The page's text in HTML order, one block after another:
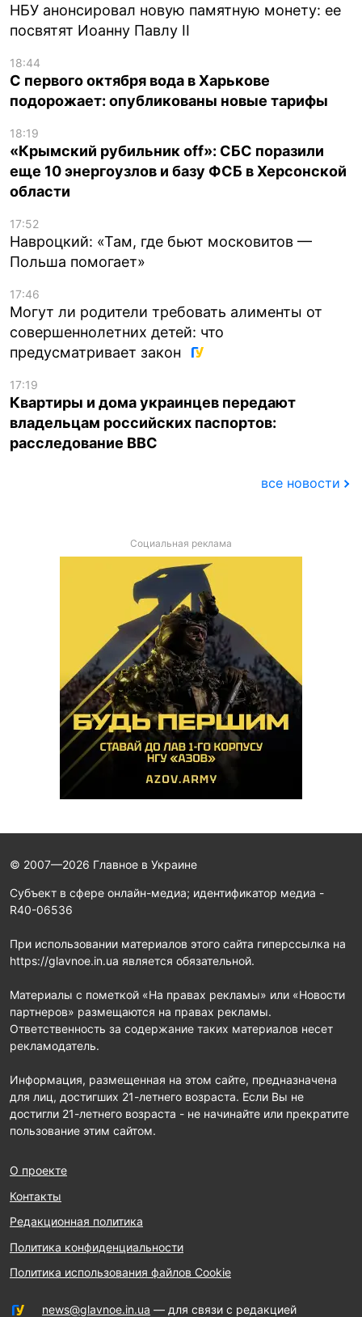
НБУ анонсировал новую памятную монету: ее
посвятят Иоанну Павлу II
18:44
С первого октября вода в Харькове
подорожает: опубликованы новые тарифы
18:19
«Крымский рубильник off»: СБС поразили
еще 10 энергоузлов и базу ФСБ в Херсонской
области
17:52
Навроцкий: «Там, где бьют московитов —
Польша помогает»
17:46
Могут ли родители требовать алименты от
совершеннолетних детей: что
предусматривает закон
17:19
Квартиры и дома украинцев передают
владельцам российских паспортов:
расследование BBC
все новости
Социальная реклама
© 2007—2026 Главное в Украине
Субъект в сфере онлайн-медиа; идентификатор медиа -
R40-06536
При использовании материалов этого сайта гиперссылка на
https://glavnoe.in.ua является обязательной.
Материалы с пометкой «На правах рекламы» или «Новости
партнеров» размещаются на правах рекламы.
Ответственность за содержание таких материалов несет
рекламодатель.
Информация, размещенная на этом сайте, предназначена
для лиц, достигших 21-летнего возраста. Если Вы не
достигли 21-летнего возраста - не начинайте или прекратите
пользование этим сайтом.
О проекте
Контакты
Редакционная политика
Политика конфиденциальности
Политика использования файлов Cookie
news@glavnoe.in.ua — для связи с редакцией